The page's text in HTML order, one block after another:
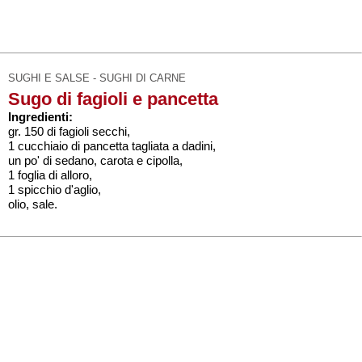
SUGHI E SALSE - SUGHI DI CARNE
Sugo di fagioli e pancetta
Ingredienti:
gr. 150 di fagioli secchi,
1 cucchiaio di pancetta tagliata a dadini,
un po' di sedano, carota e cipolla,
1 foglia di alloro,
1 spicchio d'aglio,
olio, sale.